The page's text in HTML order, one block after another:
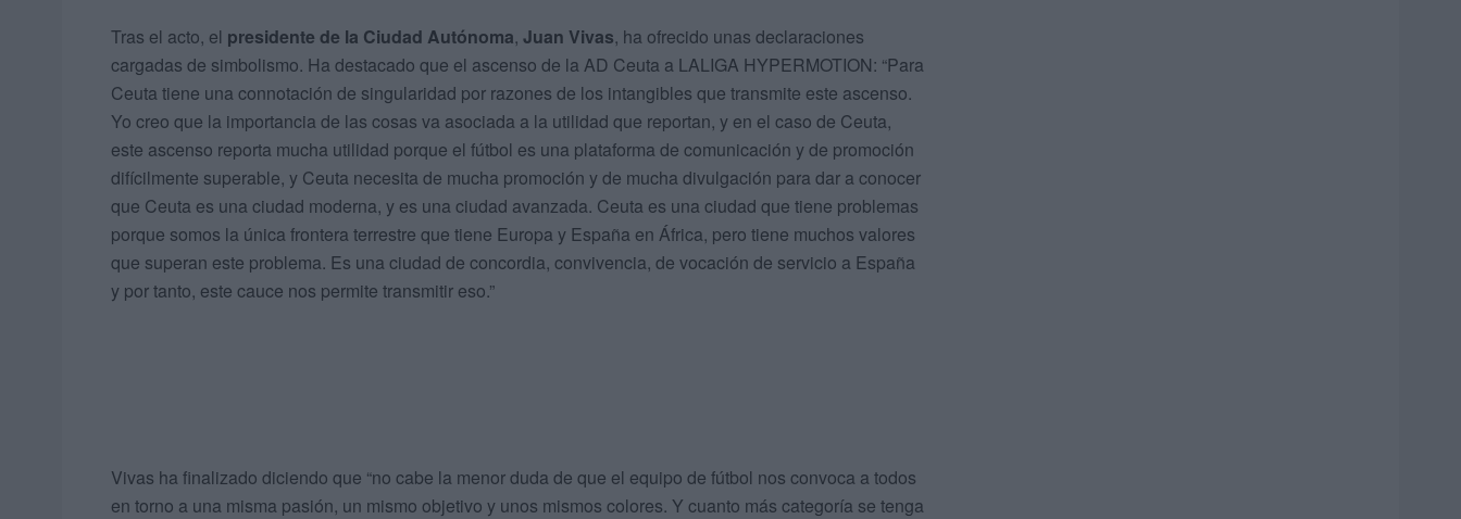
Tras el acto, el presidente de la Ciudad Autónoma, Juan Vivas, ha ofrecido unas declaraciones
cargadas de simbolismo. Ha destacado que el ascenso de la AD Ceuta a LALIGA HYPERMOTION: “Para
Ceuta tiene una connotación de singularidad por razones de los intangibles que transmite este ascenso.
Yo creo que la importancia de las cosas va asociada a la utilidad que reportan, y en el caso de Ceuta,
este ascenso reporta mucha utilidad porque el fútbol es una plataforma de comunicación y de promoción
difícilmente superable, y Ceuta necesita de mucha promoción y de mucha divulgación para dar a conocer
que Ceuta es una ciudad moderna, y es una ciudad avanzada. Ceuta es una ciudad que tiene problemas
porque somos la única frontera terrestre que tiene Europa y España en África, pero tiene muchos valores
que superan este problema. Es una ciudad de concordia, convivencia, de vocación de servicio a España
y por tanto, este cauce nos permite transmitir eso.”
Vivas ha finalizado diciendo que “no cabe la menor duda de que el equipo de fútbol nos convoca a todos
en torno a una misma pasión, un mismo objetivo y unos mismos colores. Y cuanto más categoría se tenga